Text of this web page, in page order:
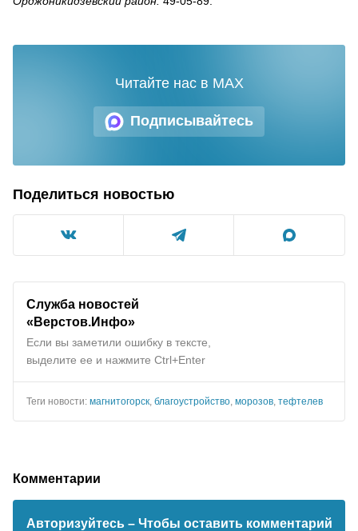
Подписывайтесь
Читайте нас в MAX
Поделиться новостью
Служба новостей
«Верстов.Инфо»
Если вы заметили ошибку в тексте,
выделите ее и нажмите Ctrl+Enter
Теги новости: магнитогорск благоустройство морозов тефтелев
Комментарии
Авторизуйтесь – Чтобы оставить комментарий